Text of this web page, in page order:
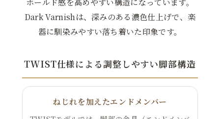
Dark Varnishは、深みのある濃色仕上げで、楽
器に馴染みやすい落ち着いた印象です。
TWIST仕様による調整しやすい脚部構造
ねじれを加えたエンドメンバー